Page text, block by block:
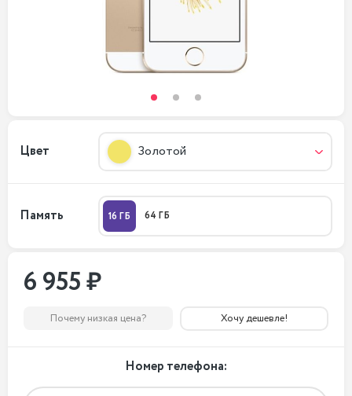
Цвет Золотой
Память 16 ГБ 64 ГБ
6 955 ₽
Почему низкая цена? Хочу дешевле!
Номер телефона: